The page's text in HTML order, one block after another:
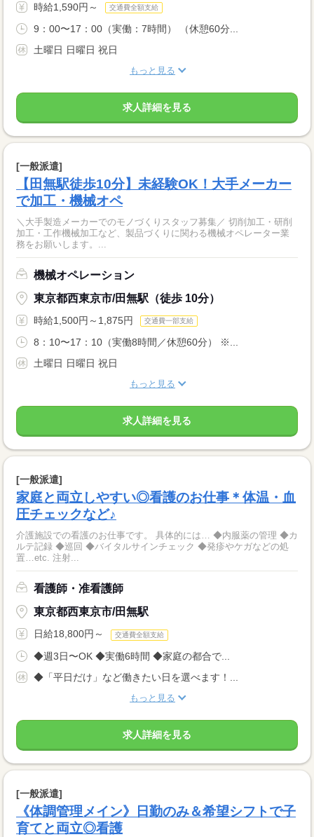
時給1,590円～ 交通費全額支給
9：00〜17：00（実働：7時間） （休憩60分...
土曜日 日曜日 祝日
もっと見る
求人詳細を見る
[一般派遣]
【田無駅徒歩10分】未経験OK！大手メーカー
で加工・機械オペ
＼大手製造メーカーでのモノづくりスタッフ募集／ 切削加工・研削
加工・工作機械加工など、製品づくりに関わる機械オペレーター業
務をお願いします。...
機械オペレーション
東京都西東京市/田無駅（徒歩 10分）
時給1,500円～1,875円 交通費一部支給
8：10〜17：10（実働8時間／休憩60分） ※...
土曜日 日曜日 祝日
もっと見る
求人詳細を見る
[一般派遣]
家庭と両立しやすい◎看護のお仕事＊体温・血
圧チェックなど♪
介護施設での看護のお仕事です。 具体的には… ◆内服薬の管理 ◆カ
ルテ記録 ◆巡回 ◆バイタルサインチェック ◆発疹やケガなどの処
置…etc. 注射...
看護師・准看護師
東京都西東京市/田無駅
日給18,800円～ 交通費全額支給
◆週3日〜OK ◆実働6時間 ◆家庭の都合で...
◆「平日だけ」など働きたい日を選べます！...
もっと見る
求人詳細を見る
[一般派遣]
《体調管理メイン》日勤のみ＆希望シフトで子
育てと両立◎看護